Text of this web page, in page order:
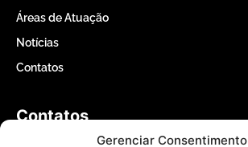
Gerenciar Consentimento
Áreas de Atuação
Notícias
Contatos
Contatos